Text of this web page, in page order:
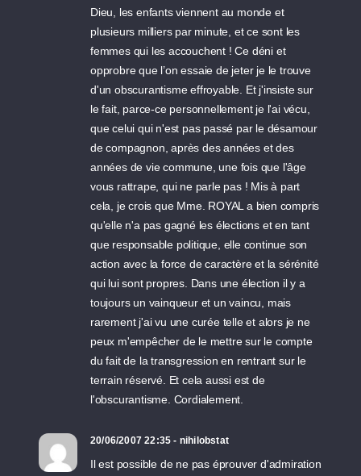
Dieu, les enfants viennent au monde et
plusieurs milliers par minute, et ce sont les
femmes qui les accouchent ! Ce déni et
opprobre que l’on essaie de jeter je le trouve
d'un obscurantisme effroyable. Et j'insiste sur
le fait, parce-ce personnellement je l'ai vécu,
que celui qui n'est pas passé par le désamour
de compagnon, après des années et des
années de vie commune, une fois que l'âge
vous rattrape, qui ne parle pas ! Mis à part
cela, je crois que Mme. ROYAL a bien compris
qu'elle n'a pas gagné les élections et en tant
que responsable politique, elle continue son
action avec la force de caractère et la sérénité
qui lui sont propres. Dans une élection il y a
toujours un vainqueur et un vaincu, mais
rarement j'ai vu une curée telle et alors je ne
peux m'empêcher de le mettre sur le compte
du fait de la transgression en rentrant sur le
terrain réservé. Et cela aussi est de
l'obscurantisme. Cordialement.
20/06/2007 22:35 - nihilobstat
Il est possible de ne pas éprouver d'admiration